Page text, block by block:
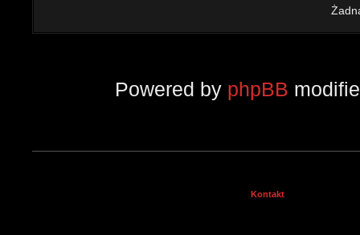
Powered by phpBB
Kontakt